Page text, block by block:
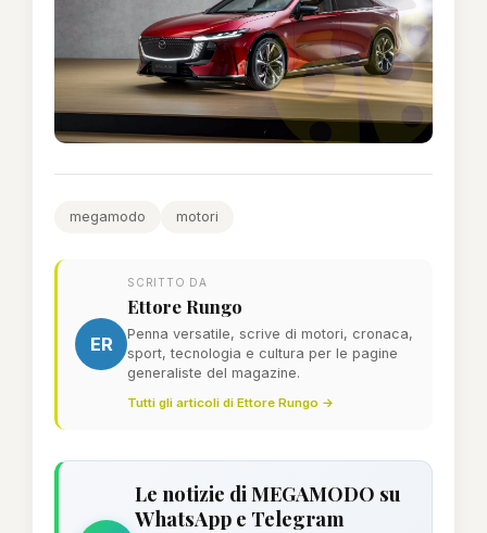
megamodo motori
ER
SCRITTO DA
Ettore Rungo
Penna versatile, scrive di motori, cronaca,
sport, tecnologia e cultura per le pagine
generaliste del magazine.
Tutti gli articoli di Ettore Rungo →
Le notizie di MEGAMODO su
WhatsApp e Telegram